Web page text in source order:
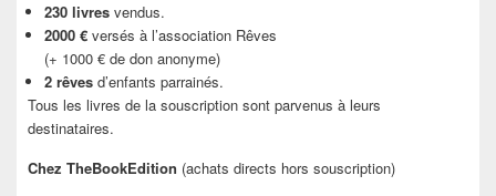
230 livres vendus.
2000 € versés à l’association Rêves
(+ 1000 € de don anonyme)
2 rêves d’enfants parrainés.
Tous les livres de la souscription sont parvenus à leurs
destinataires.
Chez TheBookEdition (achats directs hors souscription)